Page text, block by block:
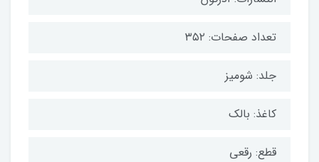
تعداد صفحات: ۳۵۲
جلد: شومیز
کاغذ: بالک
قطع: رقعی